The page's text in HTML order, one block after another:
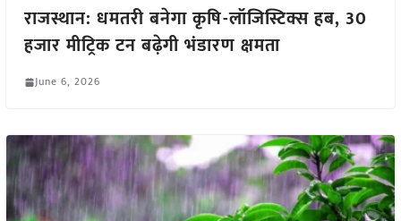
राजस्थान: धमतरी बनेगा कृषि-लॉजिस्टिक्स हब, 30
हजार मीट्रिक टन बढ़ेगी भंडारण क्षमता
June 6, 2026